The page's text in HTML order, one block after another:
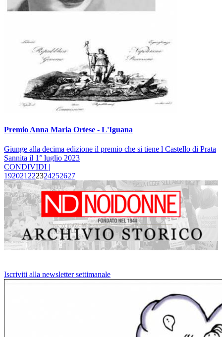
Premio Anna Maria Ortese - L'Iguana
Giunge alla decima edizione il premio che si tiene l Castello di Prata
Sannita il 1° luglio 2023
CONDIVIDI |
192021 222324252627
Iscriviti alla newsletter settimanale